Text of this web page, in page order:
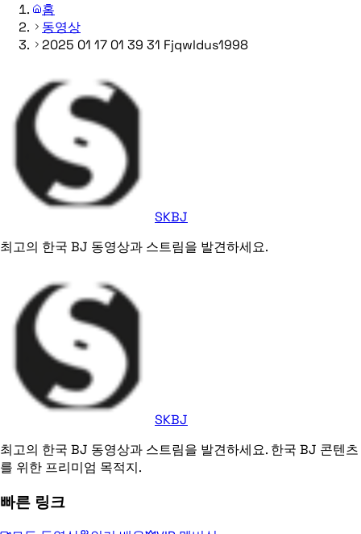
홈
동영상
2025 01 17 01 39 31 Fjqwldus1998
SKBJ
최고의 한국 BJ 동영상과 스트림을 발견하세요.
SKBJ
최고의 한국 BJ 동영상과 스트림을 발견하세요. 한국 BJ 콘텐츠
를 위한 프리미엄 목적지.
빠른 링크